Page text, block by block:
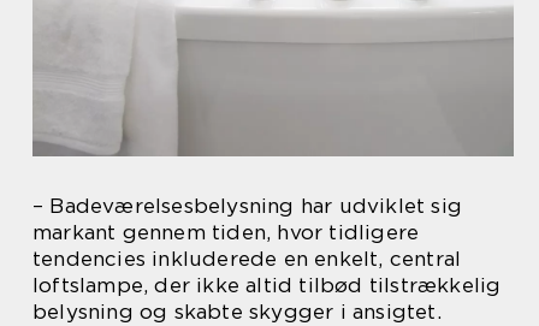
– Badeværelsesbelysning har udviklet sig
markant gennem tiden, hvor tidligere
tendencies inkluderede en enkelt, central
loftslampe, der ikke altid tilbød tilstrækkelig
belysning og skabte skygger i ansigtet.